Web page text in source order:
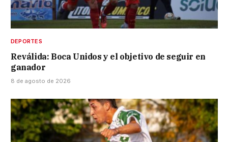
DEPORTES
Reválida: Boca Unidos y el objetivo de seguir en
ganador
8 de agosto de 2026